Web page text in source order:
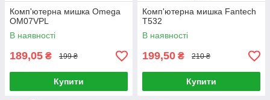
Комп'ютерна мишка Omega
OM07VPL
В наявності
189,05 ₴ 199 ₴
Купити
Комп'ютерна мишка Fantech
T532
В наявності
199,50 ₴ 210 ₴
Купити